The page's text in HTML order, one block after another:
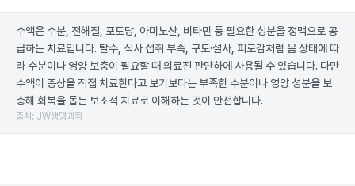
수액은 수분, 전해질, 포도당, 아미노산, 비타민 등 필요한 성분을 정맥으로 공
급하는 치료입니다. 탈수, 식사 섭취 부족, 구토·설사, 피로감처럼 몸 상태에 따
라 수분이나 영양 보충이 필요할 때 의료진 판단하에 사용될 수 있습니다. 다만
수액이 증상을 직접 치료한다고 보기보다는 부족한 수분이나 영양 성분을 보
충해 회복을 돕는 보조적 치료로 이해하는 것이 안전합니다.
출처: JW생명과학